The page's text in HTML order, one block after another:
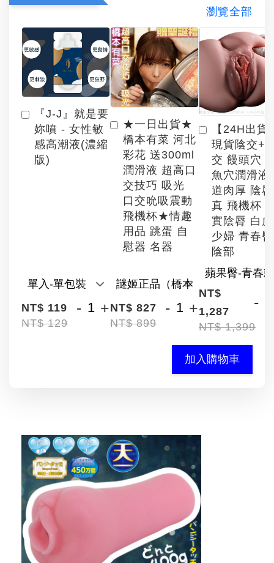
瀏覽全部
『J-J』就是要
妳噴 - 女性敏
感高潮液(濃縮
版)
NT$ 119
NT$ 129
- +
★一日出貨★
橋本有菜 河北
彩花 送300ml
潤滑液 超高口
交技巧 吸光
口交吮吸震動
飛機杯★情趣
用品 跳蛋 自
慰器 名器
NT$ 827
NT$ 899
- +
【24H出貨
現貨陰交+
交 饅頭穴
魚穴潤滑液
道肉厚 陰
真 飛機杯
實陰脣 白
少婦 青春臀
陰部
NT$
1,287
NT$ 1,399
-
加入購物車